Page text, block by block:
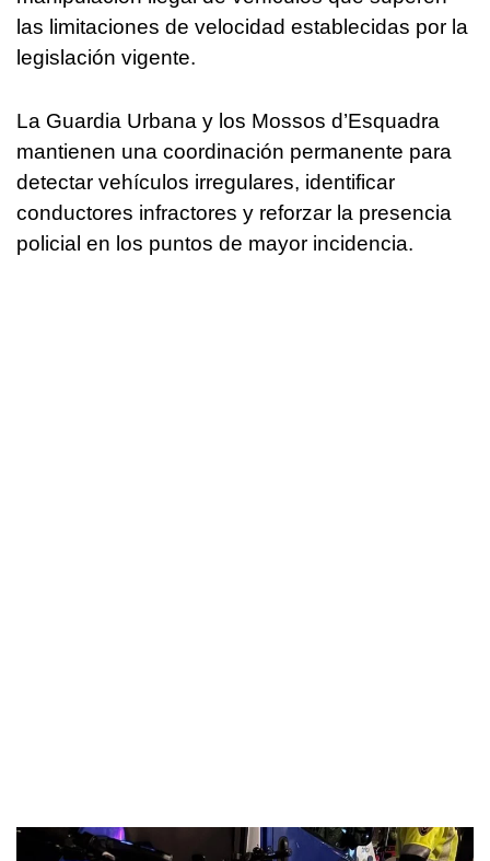
las limitaciones de velocidad establecidas por la
legislación vigente.
La Guardia Urbana y los Mossos d’Esquadra
mantienen una coordinación permanente para
detectar vehículos irregulares, identificar
conductores infractores y reforzar la presencia
policial en los puntos de mayor incidencia.